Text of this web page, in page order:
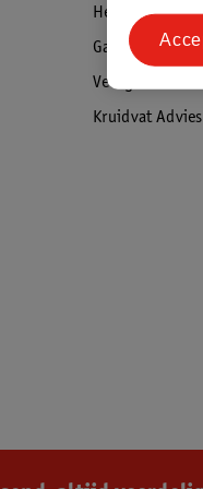
Herroepen &
Garantie
Kruidvat Advies